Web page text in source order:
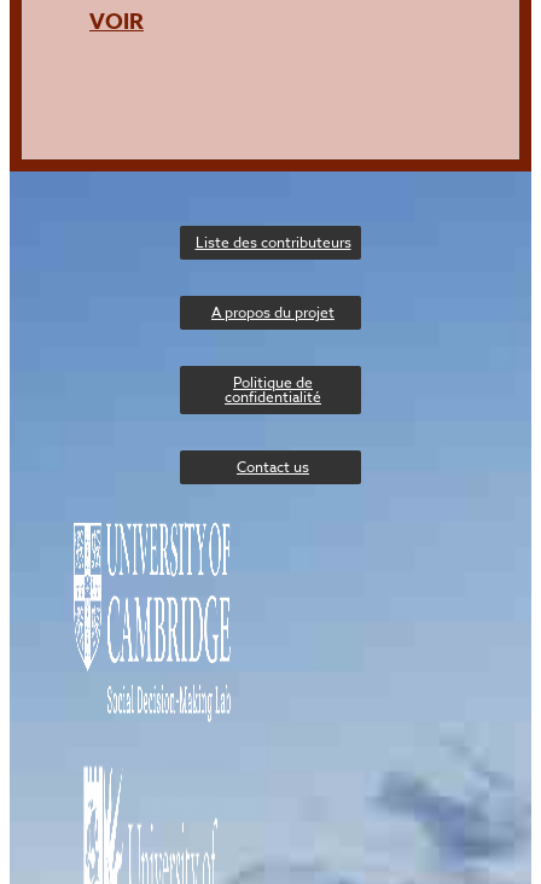
VOIR
Liste des contributeurs
A propos du projet
Politique de
confidentialité
Contact us